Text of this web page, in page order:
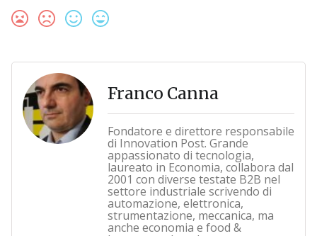
Franco Canna
Fondatore e direttore responsabile
di Innovation Post. Grande
appassionato di tecnologia,
laureato in Economia, collabora dal
2001 con diverse testate B2B nel
settore industriale scrivendo di
automazione, elettronica,
strumentazione, meccanica, ma
anche economia e food &